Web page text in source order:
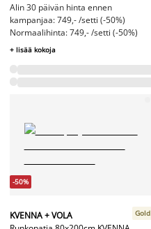
Alin 30 päivän hinta ennen
kampanjaa: 749,- /setti (-50%)
Normaalihinta: 749,- /setti (-50%)
+ lisää kokoja
-50%
KVENNA + VOLA
Gold